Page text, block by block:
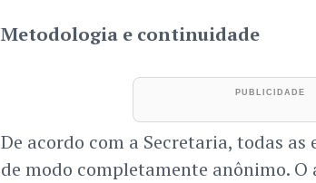
Metodologia e continuidade
De acordo com a Secretaria, todas
de modo completamente anônimo.